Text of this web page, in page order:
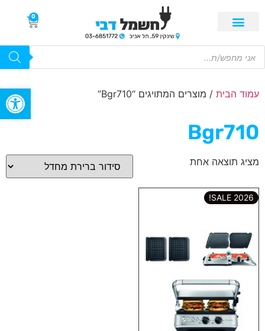
פתח
0
עמוד הבית / מוצרים המתויגים “Bgr710”
Bgr710
מציג תוצאה אחת
2026 SALE!